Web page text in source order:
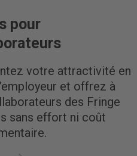
pour
votre attractivité en
et offrez à
des Fringe
sans effort ni coût